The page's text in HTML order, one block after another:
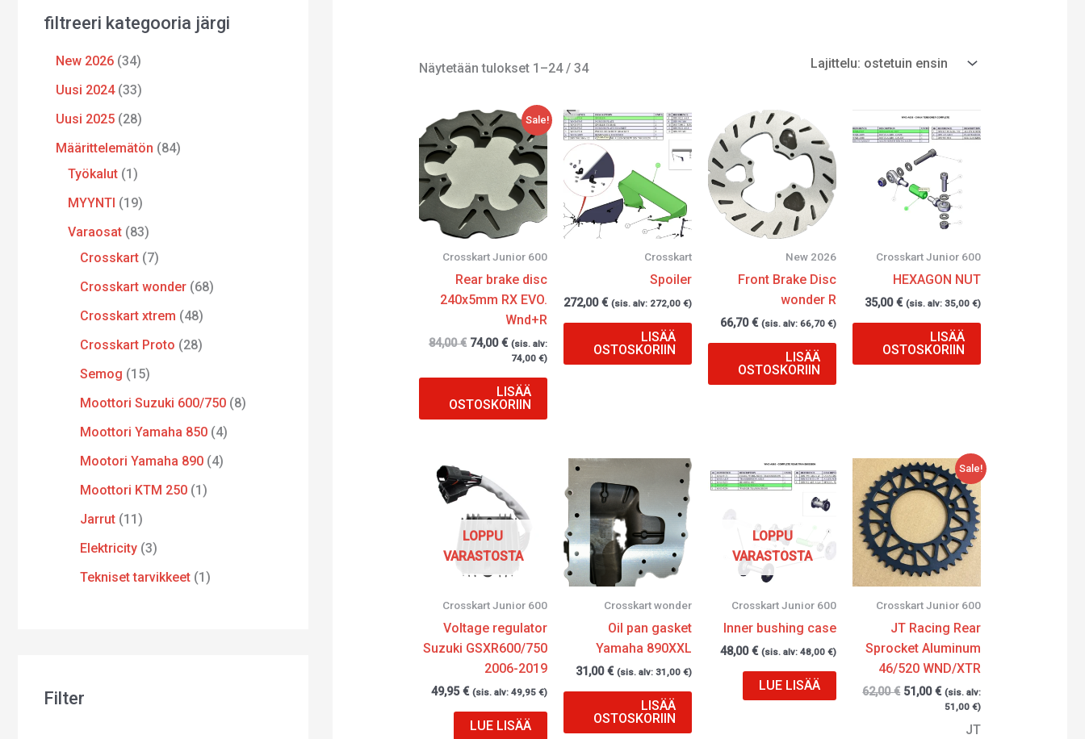
filtreeri kategooria järgi
New 2026 34
Uusi 2024 33
Uusi 2025 28
Määrittelemätön 84
Työkalut 1
MYYNTI 19
Varaosat 83
Crosskart 7
Crosskart wonder 68
Crosskart xtrem 48
Crosskart Proto 28
Semog 15
Moottori Suzuki 600/750 8
Moottori Yamaha 850 4
Mootori Yamaha 890 4
Moottori KTM 250 1
Jarrut 11
Elektricity 3
Tekniset tarvikkeet 1
Filter
Näytetään tulokset 1–24 / 34
Sale!
Crosskart Junior 600
Rear brake disc
240x5mm RX EVO.
Wnd+R
84,00€
Alkuperäinen
hinta
oli:
84,00 €.
74,00€
Nykyinen
hinta
on:
74,00 €.
(sis. alv:
74,00 €)
LISÄÄ
OSTOSKORIIN
Crosskart
Spoiler
272,00€ (sis. alv: 272,00 €)
LISÄÄ
OSTOSKORIIN
New 2026
Front Brake Disc
wonder R
66,70€ (sis. alv:66,70€)
LISÄÄ
OSTOSKORIIN
Crosskart Junior 600
HEXAGON NUT
35,00€ (sis. alv:35,00€)
LISÄÄ
OSTOSKORIIN
LOPPU
VARASTOSTA
Crosskart Junior 600
Voltage regulator
Suzuki GSXR600/750
2006-2019
49,95€ (sis. alv: 49,95 €)
LUE LISÄÄ
Crosskart wonder
Oil pan gasket
Yamaha 890XXL
31,00€ (sis. alv: 31,00 €)
LISÄÄ
OSTOSKORIIN
LOPPU
VARASTOSTA
Crosskart Junior 600
Inner bushing case
48,00€ (sis. alv:48,00€)
LUE LISÄÄ
Sale!
Crosskart Junior 600
JT Racing Rear
Sprocket Aluminum
46/520 WND/XTR
62,00€
Alkuperäinen
hinta
oli:
62,00 €.
51,00€
Nykyinen
hinta
on:
51,00 €.
(sis. alv:
51,00€)
JT